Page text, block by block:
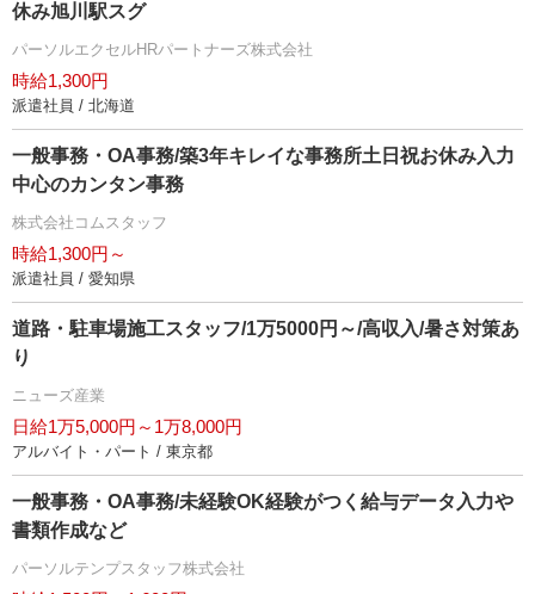
休み旭川駅スグ
パーソルエクセルHRパートナーズ株式会社
時給1,300円
派遣社員 / 北海道
一般事務・OA事務/築3年キレイな事務所土日祝お休み入力
中心のカンタン事務
株式会社コムスタッフ
時給1,300円～
派遣社員 / 愛知県
道路・駐車場施工スタッフ/1万5000円～/高収入/暑さ対策あ
り
ニューズ産業
日給1万5,000円～1万8,000円
アルバイト・パート / 東京都
一般事務・OA事務/未経験OK経験がつく給与データ入力
書類作成など
パーソルテンプスタッフ株式会社